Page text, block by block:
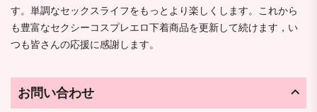
す。単調なセックスライフをもっとより楽しくします。これから
も豊富なセクシーコスプレエロ下着商品を更新して続けます，い
つも皆さんの応援に感謝します。
お問い合わせ